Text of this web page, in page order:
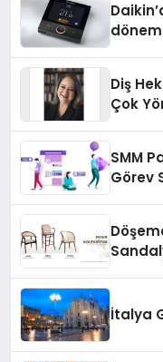
Diş
Çok
SMM
Görev
İtalya